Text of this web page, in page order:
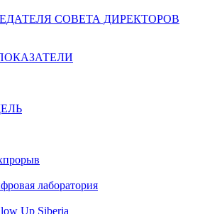
СОВЕТА ДИРЕКТОРОВ
лаборатория
Up Siberia